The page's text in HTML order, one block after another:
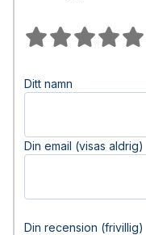
Ditt namn
Din email (visas aldrig)
Din recension (frivillig)